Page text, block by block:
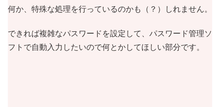
何か、特殊な処理を行っているのかも（？）しれません。
できれば複雑なパスワードを設定して、パスワード管理ソ
フトで自動入力したいので何とかしてほしい部分です。